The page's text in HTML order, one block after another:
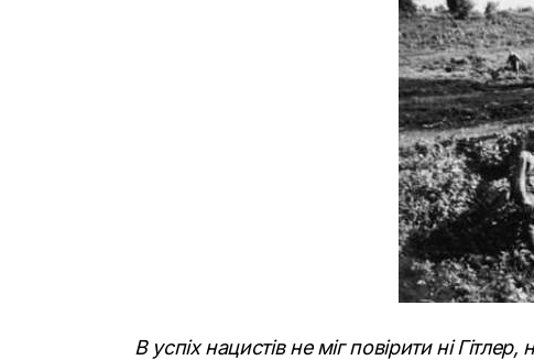
В успіх нацистів не міг повірити ні Гітлер,